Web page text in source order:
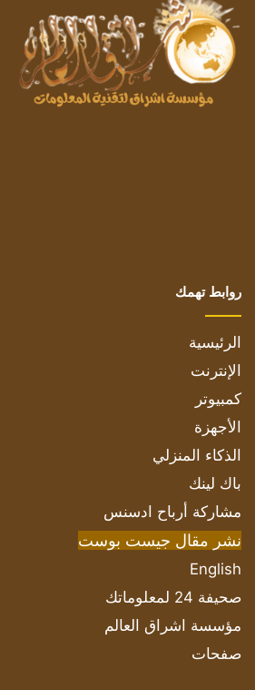
روابط تهمك
الرئيسية
الإنترنت
كمبيوتر
الأجهزة
الذكاء المنزلي
باك لينك
مشاركة أرباح ادسنس
نشر مقال جيست بوست
English
صحيفة 24 لمعلوماتك
مؤسسة اشراق العالم
صفحات